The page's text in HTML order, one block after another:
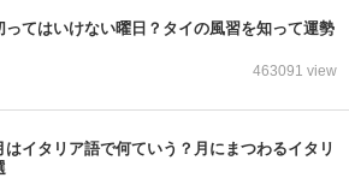
ってはいけない曜日？タイの風習を知って運勢
463091 view
はイタリア語で何ていう？月にまつわるイタリ